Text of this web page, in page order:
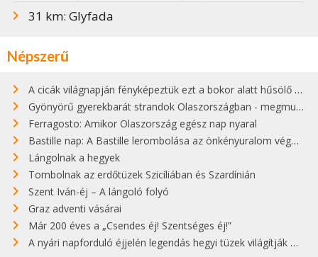
31 km: Glyfada
Népszerű
A cicák világnapján fényképeztük ezt a bokor alatt hűsölő cicát Kisorosziban
Gyönyörű gyerekbarát strandok Olaszországban - megmutatjuk a 15 legjobbat
Ferragosto: Amikor Olaszország egész nap nyaral
Bastille nap: A Bastille lerombolása az önkényuralom végét jelentette
Lángolnak a hegyek
Tombolnak az erdőtüzek Szicíliában és Szardínián
Szent Iván-éj – A lángoló folyó
Graz adventi vásárai
Már 200 éves a „Csendes éj! Szentséges éj!”
A nyári napforduló éjjelén legendás hegyi tüzek világítják meg Zugspitzét